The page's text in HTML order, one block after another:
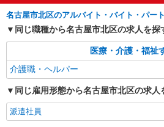
援員さん大募集！
時給1500円〜
名古屋市北区
キープ
名古屋市北区のアルバイト・バイト・パー
同じ職種から名古屋市北区の求人を探
医療・介護・福祉
介護職・ヘルパー
同じ雇用形態から名古屋市北区の求人
派遣社員